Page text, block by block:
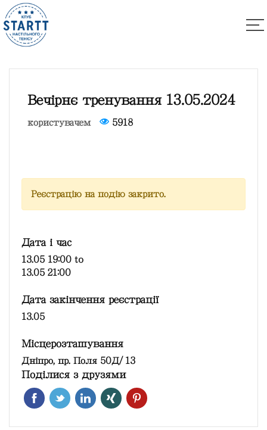
Вечірнє тренування 13.05.2024
користувачем 5918
Реєстрацію на подію закрито.
Дата і час
13.05 19:00 to
13.05 21:00
Дата закінчення реєстрації
13.05
Місцерозташування
Дніпро, пр. Поля 50Д/13
Поділися з друзями